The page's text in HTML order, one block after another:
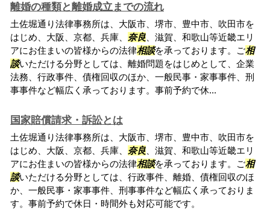
離婚の種類と離婚成立までの流れ
土佐堀通り法律事務所は、大阪市、堺市、豊中市、吹田市を
はじめ、大阪、京都、兵庫、 奈良 、滋賀、和歌山等近畿エリ
アにお住まいの皆様からの法律相談を承っております。ご相
談いただける分野としては、離婚問題をはじめとして、企業
法務、行政事件、債権回収のほか、一般民事・家事事件、刑
事事件など幅広く承っております。事前予約で休...
国家賠償請求・訴訟とは
土佐堀通り法律事務所は、大阪市、堺市、豊中市、吹田市を
はじめ、大阪、京都、兵庫、 奈良 、滋賀、和歌山等近畿エリ
アにお住まいの皆様からの法律相談を承っております。ご相
談いただける分野としては、行政事件、離婚、債権回収のほ
か、一般民事・家事事件、刑事事件など幅広く承っておりま
す。事前予約で休日・時間外も対応可能です。